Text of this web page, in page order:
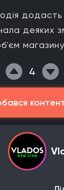
додасть
деяких
4